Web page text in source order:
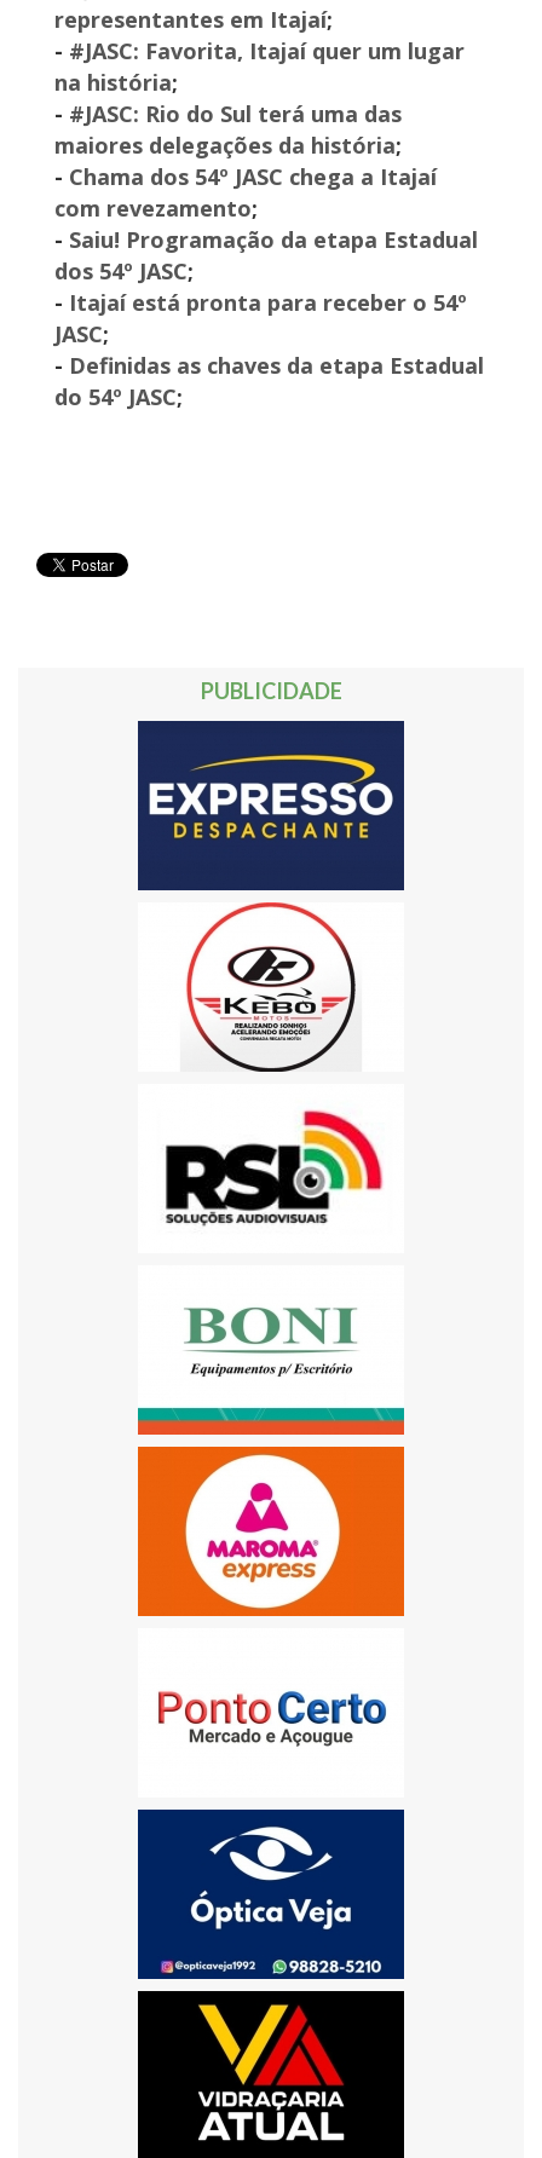
representantes em Itajaí;
- #JASC: Favorita, Itajaí quer um lugar
na história;
- #JASC: Rio do Sul terá uma das
maiores delegações da história;
- Chama dos 54º JASC chega a Itajaí
com revezamento;
- Saiu! Programação da etapa Estadual
dos 54º JASC;
- Itajaí está pronta para receber o 54º
JASC;
- Definidas as chaves da etapa Estadual
do 54º JASC;
PUBLICIDADE